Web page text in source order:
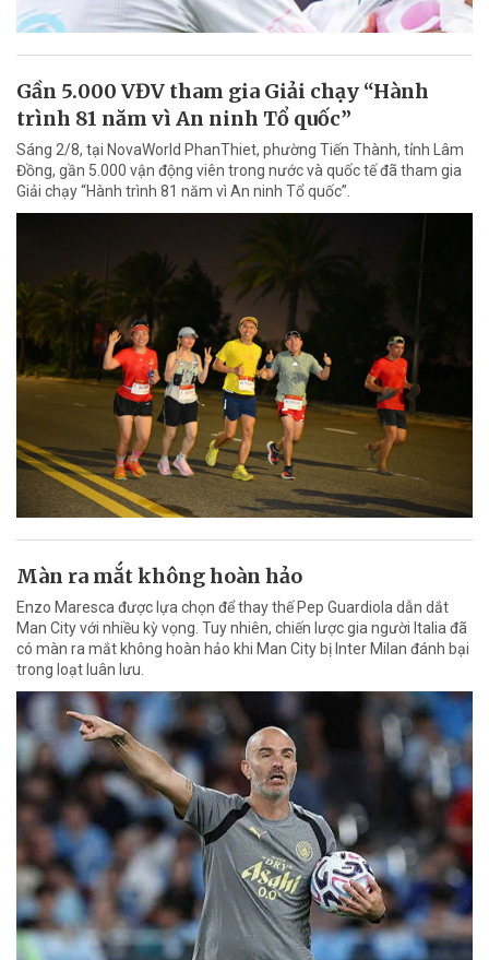
Gần 5.000 VĐV tham gia Giải chạy “Hành
trình 81 năm vì An ninh Tổ quốc”
Sáng 2/8, tại NovaWorld PhanThiet, phường Tiến Thành, tỉnh Lâm
Đồng, gần 5.000 vận động viên trong nước và quốc tế đã tham gia
Giải chạy “Hành trình 81 năm vì An ninh Tổ quốc”.
Màn ra mắt không hoàn hảo
Enzo Maresca được lựa chọn để thay thế Pep Guardiola dẫn dắt
Man City với nhiều kỳ vọng. Tuy nhiên, chiến lược gia người Italia đã
có màn ra mắt không hoàn hảo khi Man City bị Inter Milan đánh bại
trong loạt luân lưu.